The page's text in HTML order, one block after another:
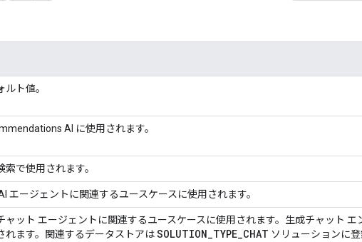
ルト値。
AI に使用されます。
索で使用されます。
エージェントに関連するユースケースに使用されます。
ャット エージェントに関連するユースケースに使用されます。生成チャット エ
れます。関連するデータストアはSOLUTION_TYPE_CHAT ソリューションに